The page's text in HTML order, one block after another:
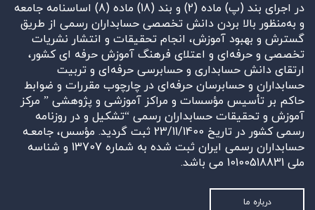
در اجرای بند (پ) ماده (2) و بند (18) ماده (8) اساسنامه جامعه
و به‌منظور بالا بردن دانش تخصصی حسابداران رسمی از طریق
گسترش و بهبود آموزش، انجام تحقیقات و انتشار نشریات
تخصصی و حرفه‌ای و اعتلای فرهنگ آموزش حرفه ای کشور،
ارتقای دانش حسابداری و حسابرسی حرفه‌ای و تربیت
حسابداران و حسابرسان حرفه‌ای در چارچوب مقررات و ضوابط
حاکم بر تأسیس مؤسسات و مراکز آموزشی و پژوهشی ” مرکز
آموزش و تحقیقات حسابداران رسمی “تشکیل و در روزنامه
رسمی کشور در تاریخ 23/11/1400 ثبت گردید. مؤسس، جامعـه
حسابداران رسمی ایران ثبت شده به شماره 13707 و شناسه
ملی 10100518831 می باشد.
درباره ما